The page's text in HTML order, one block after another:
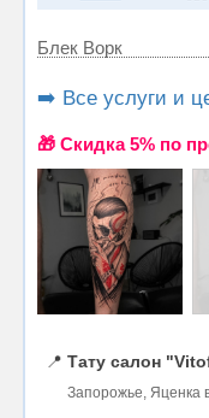
Блек Ворк
➡️ Все услуги и
🎁 Cкидка 5% по
📍 Тату салон
Запорожье, Яценка